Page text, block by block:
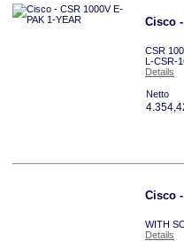
Cisco
CSR
L-CSR-
Details
Netto
Cisco
WITH
Details